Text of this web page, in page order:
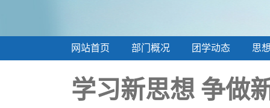
网站首页 部门概况 团学动态 思
学习新思想 争做